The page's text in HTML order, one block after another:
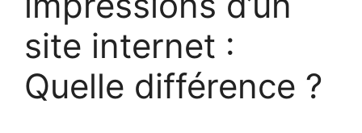
site internet :
Quelle différence ?